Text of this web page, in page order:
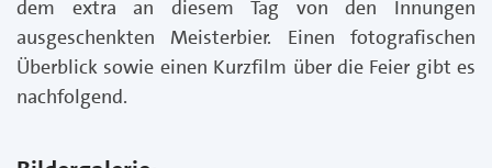
dem extra an diesem Tag von den Innungen
ausgeschenkten Meisterbier. Einen fotografischen
Überblick sowie einen Kurzfilm über die Feier gibt es
nachfolgend.